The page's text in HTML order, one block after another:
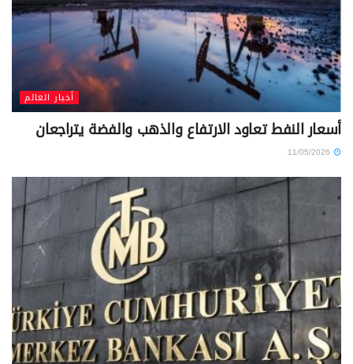
أخبار العالم
أسعار النفط تعاود الارتفاع والذهب والفضة يتراجعان